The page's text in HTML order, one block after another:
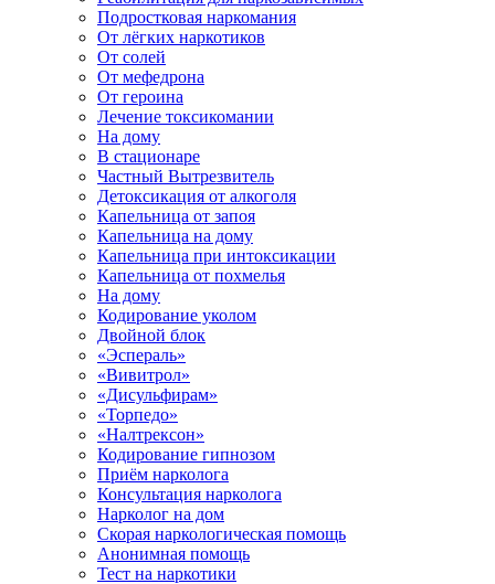
Подростковая наркомания
От лёгких наркотиков
От солей
От мефедрона
От героина
Лечение токсикомании
На дому
В стационаре
Частный Вытрезвитель
Детоксикация от алкоголя
Капельница от запоя
Капельница на дому
Капельница при интоксикации
Капельница от похмелья
На дому
Кодирование уколом
Двойной блок
«Эспераль»
«Вивитрол»
«Дисульфирам»
«Торпедо»
«Налтрексон»
Кодирование гипнозом
Приём нарколога
Консультация нарколога
Нарколог на дом
Скорая наркологическая помощь
Анонимная помощь
Тест на наркотики